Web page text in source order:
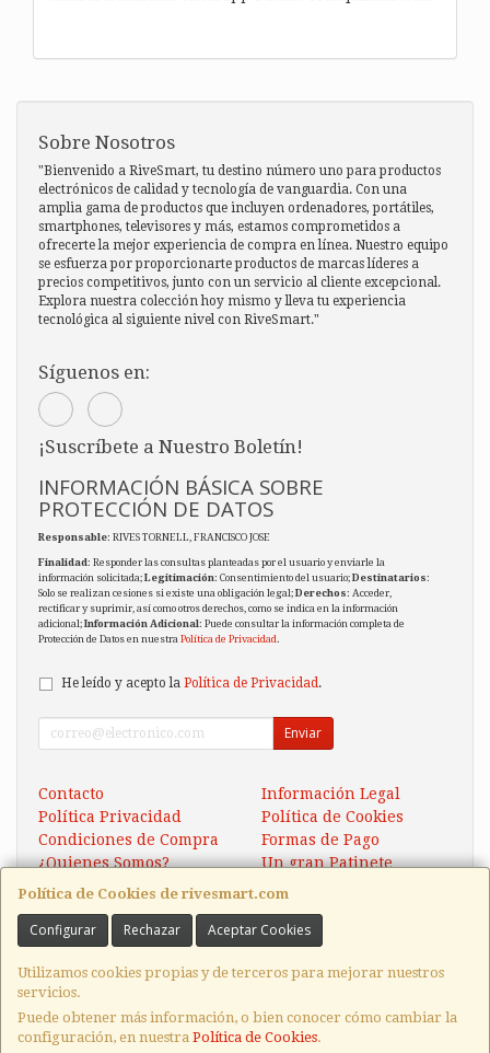
Política de Cookies de rivesmart.com
Configurar Rechazar Aceptar Cookies
Utilizamos cookies propias y de terceros para mejorar nuestros
servicios.
Puede obtener más información, o bien conocer cómo cambiar la
configuración, en nuestra Política de Cookies.
Sobre Nosotros
"Bienvenido a RiveSmart, tu destino número uno para productos
electrónicos de calidad y tecnología de vanguardia. Con una
amplia gama de productos que incluyen ordenadores, portátiles,
smartphones, televisores y más, estamos comprometidos a
ofrecerte la mejor experiencia de compra en línea. Nuestro equipo
se esfuerza por proporcionarte productos de marcas líderes a
precios competitivos, junto con un servicio al cliente excepcional.
Explora nuestra colección hoy mismo y lleva tu experiencia
tecnológica al siguiente nivel con RiveSmart."
Síguenos en:
¡Suscríbete a Nuestro Boletín!
INFORMACIÓN BÁSICA SOBRE
PROTECCIÓN DE DATOS
Responsable: RIVES TORNELL, FRANCISCO JOSE
Finalidad: Responder las consultas planteadas por el usuario y enviarle la
información solicitada;Legitimación: Consentimiento del usuario;Destinatarios:
Solo se realizan cesiones si existe una obligación legal;Derechos: Acceder,
rectificar y suprimir, así como otros derechos, como se indica en la información
adicional;Información Adicional: Puede consultar la información completa de
Protección de Datos en nuestra Política de Privacidad.
He leído y acepto la Política de Privacidad .
Enviar
Contacto
Información Legal
Política Privacidad
Política de Cookies
Condiciones de Compra
Formas de Pago
¿Quienes Somos?
Un gran Patinete
Contacto
, , , , España. - C.I.F.: 22974078E - Tfno: